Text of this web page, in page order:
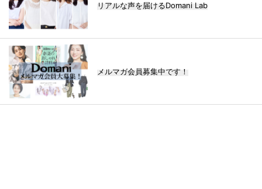
リアルな声を届けるDomani Lab
メルマガ会員募集中です！